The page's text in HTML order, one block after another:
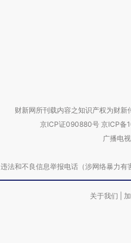
财新网所刊载内容之知识产权为财新
京ICP证090880号 京ICP备
广播电
违法和不良信息举报电话（涉网络暴力
关于我们